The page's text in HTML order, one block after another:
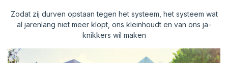
Zodat zij durven opstaan tegen het systeem, het systeem wat
al jarenlang niet meer klopt, ons kleinhoudt en van ons ja-
knikkers wil maken